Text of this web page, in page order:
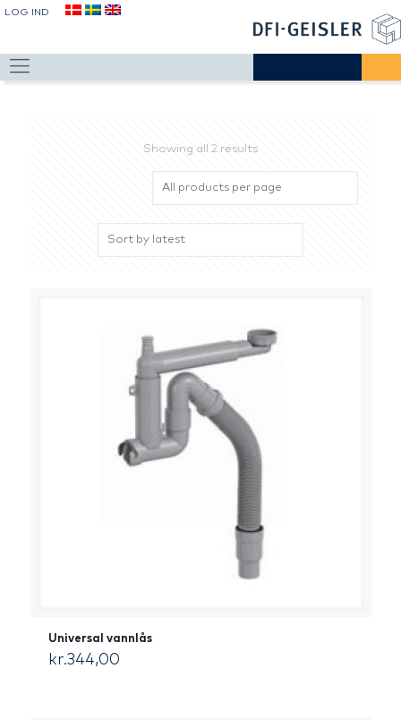
LOG IND
Showing all 2 results
Universal vannlås
kr.344,00